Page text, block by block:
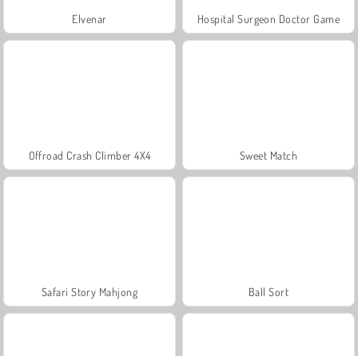
Elvenar Hospital Surgeon Doctor Game
Offroad Crash Climber 4X4 Sweet Match
Safari Story Mahjong Ball Sort